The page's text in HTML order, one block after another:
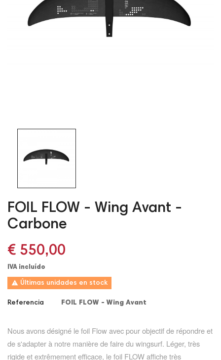
FOIL FLOW - Wing Avant -
Carbone
€ 550,00
IVA incluído
 Últimas unidades en stock
Referencia FOIL FLOW - Wing Avant
Nous avons désigné le foil Flow avec pour objectif de répondre et
de s'adapter à notre manière de faire du wingsurf. Léger, très
rigide et extrêmement efficace, le foil FLOW affiche très